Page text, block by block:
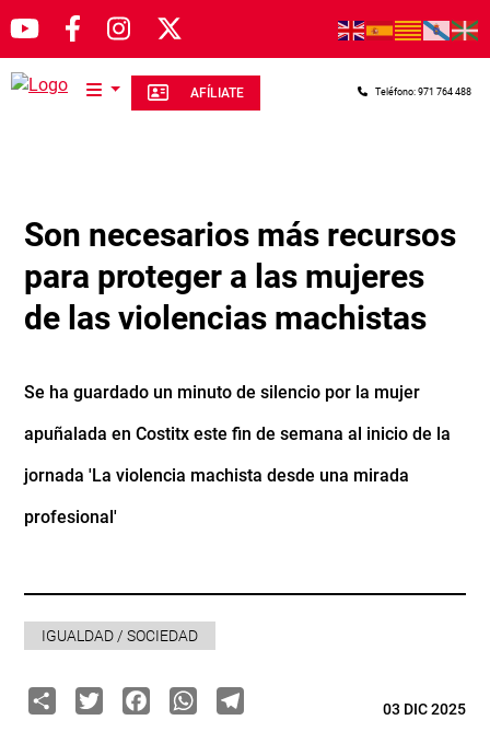
Pasar al contenido principal
AFÍLIATE Teléfono: 971 764 488
Son necesarios más recursos
para proteger a las mujeres
de las violencias machistas
Se ha guardado un minuto de silencio por la mujer
apuñalada en Costitx este fin de semana al inicio de la
jornada 'La violencia machista desde una mirada
profesional'
IGUALDAD / SOCIEDAD
ShareTwitterFacebook
WhatsApp
Telegram03 DIC 2025